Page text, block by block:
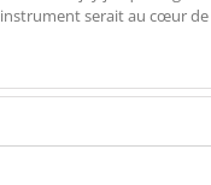
serait au cœur